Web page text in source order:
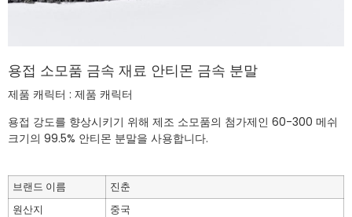
용접 소모품 금속 재료 안티몬 금속 분말
제품 캐릭터 : 제품 캐릭터
용접 강도를 향상시키기 위해 제조 소모품의 첨가제인 60-300 메쉬
크기의 99.5% 안티몬 분말을 사용합니다.
브랜드 이름
진춘
원산지
중국